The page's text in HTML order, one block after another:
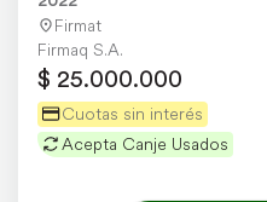
Firmat
Firmaq S.A.
$ 25.000.000
Cuotas sin interés
Acepta Canje Usados